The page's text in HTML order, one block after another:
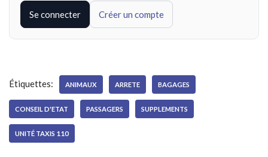
Se connecter Créer un compte
Étiquettes: ANIMAUX ARRETE BAGAGES
CONSEIL D'ETAT PASSAGERS SUPPLEMENTS
UNITÉ TAXIS 110